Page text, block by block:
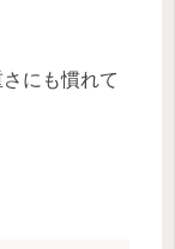
にも慣れて